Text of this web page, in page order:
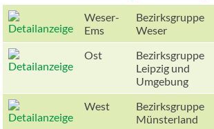
Weser-
Ems
Bezirksgruppe
Weser
Ost
Bezirksgruppe
Leipzig und
Umgebung
West
Bezirksgruppe
Münsterland